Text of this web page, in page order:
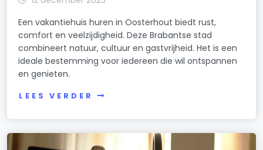
Een vakantiehuis huren in Oosterhout biedt rust,
comfort en veelzijdigheid. Deze Brabantse stad
combineert natuur, cultuur en gastvrijheid. Het is een
ideale bestemming voor iedereen die wil ontspannen
en genieten.
LEES VERDER